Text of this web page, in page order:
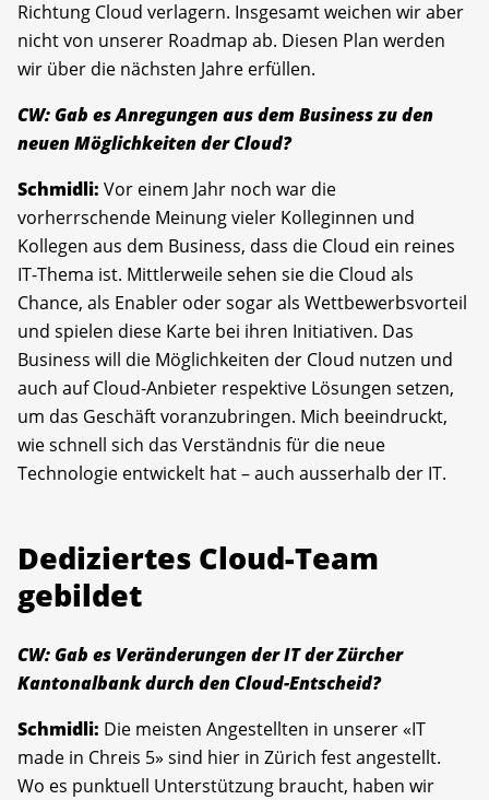
Richtung Cloud verlagern. Insgesamt weichen wir aber
nicht von unserer Roadmap ab. Diesen Plan werden
wir über die nächsten Jahre erfüllen.
CW: Gab es Anregungen aus dem Business zu den
neuen Möglichkeiten der Cloud?
Schmidli: Vor einem Jahr noch war die
vorherrschende Meinung vieler Kolleginnen und
Kollegen aus dem Business, dass die Cloud ein reines
IT-Thema ist. Mittlerweile sehen sie die Cloud als
Chance, als Enabler oder sogar als Wettbewerbsvorteil
und spielen diese Karte bei ihren Initiativen. Das
Business will die Möglichkeiten der Cloud nutzen und
auch auf Cloud-Anbieter respektive Lösungen setzen,
um das Geschäft voranzubringen. Mich beeindruckt,
wie schnell sich das Verständnis für die neue
Technologie entwickelt hat – auch ausserhalb der IT.
Dediziertes Cloud-Team
gebildet
CW: Gab es Veränderungen der IT der Zürcher
Kantonalbank durch den Cloud-Entscheid?
Schmidli: Die meisten Angestellten in unserer «IT
made in Chreis 5» sind hier in Zürich fest angestellt.
Wo es punktuell Unterstützung braucht, haben wir